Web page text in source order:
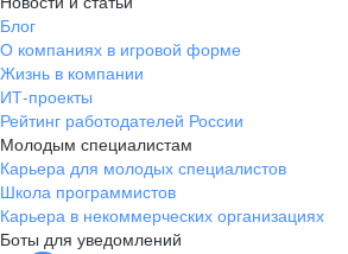
Блог
О компаниях в игровой форме
Жизнь в компании
ИТ-проекты
Рейтинг работодателей России
Молодым специалистам
Карьера для молодых специалистов
Школа программистов
Карьера в некоммерческих организациях
Боты для уведомлений